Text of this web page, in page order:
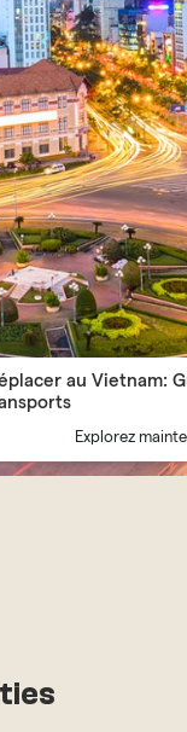
au Vietnam:
Explorez